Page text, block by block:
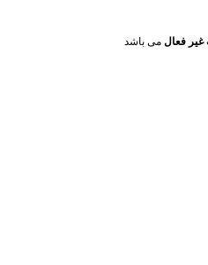
غیر فعال می باشد